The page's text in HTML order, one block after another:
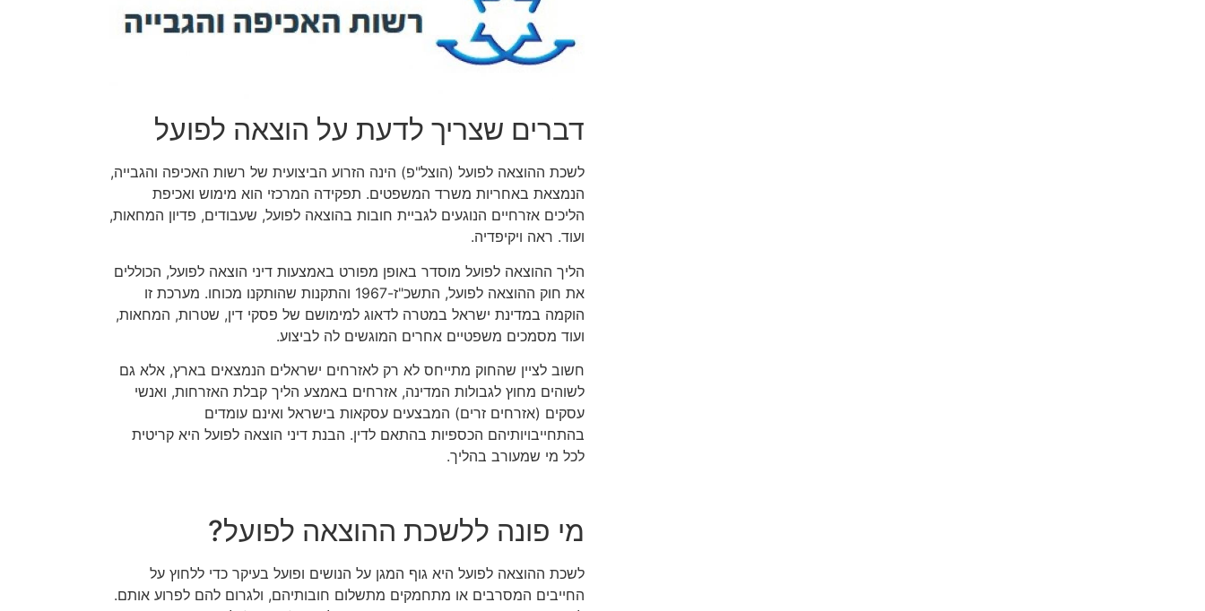
דברים שצריך לדעת על הוצאה לפועל
לשכת ההוצאה לפועל (הוצל"פ) הינה הזרוע הביצועית של רשות האכיפה והגבייה,
הנמצאת באחריות משרד המשפטים. תפקידה המרכזי הוא מימוש ואכיפת
הליכים אזרחיים הנוגעים לגביית חובות בהוצאה לפועל, שעבודים, פדיון המחאות,
ועוד. ראה ויקיפדיה.
הליך ההוצאה לפועל מוסדר באופן מפורט באמצעות דיני הוצאה לפועל, הכוללים
את חוק ההוצאה לפועל, התשכ"ז-1967 והתקנות שהותקנו מכוחו. מערכת זו
הוקמה במדינת ישראל במטרה לדאוג למימושם של פסקי דין, שטרות, המחאות,
ועוד מסמכים משפטיים אחרים המוגשים לה לביצוע.
חשוב לציין שהחוק מתייחס לא רק לאזרחים ישראלים הנמצאים בארץ, אלא גם
לשוהים מחוץ לגבולות המדינה, אזרחים באמצע הליך קבלת האזרחות, ואנשי
עסקים (אזרחים זרים) המבצעים עסקאות בישראל ואינם עומדים
בהתחייבויותיהם הכספיות בהתאם לדין. הבנת דיני הוצאה לפועל היא קריטית
לכל מי שמעורב בהליך.
מי פונה ללשכת ההוצאה לפועל?
לשכת ההוצאה לפועל היא גוף המגן על הנושים ופועל בעיקר כדי ללחוץ על
החייבים המסרבים או מתחמקים מתשלום חובותיהם, ולגרום להם לפרוע אותם.